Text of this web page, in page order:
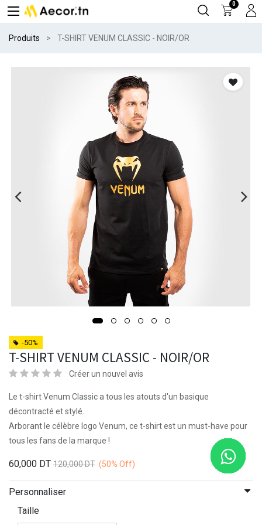
0
Produits T-SHIRT VENUM CLASSIC - NOIR/OR
-50%
T-SHIRT VENUM CLASSIC - NOIR/OR
Créer un nouvel avis
Le t-shirt Venum Classic a tous les atouts d'un basique
décontracté et stylé.
Arborant le célèbre logo Venum, ce t-shirt est un must-have pour
tous les fans de la marque !
60,000 DT 120,000DT (50% Off)
Personnaliser
Taille